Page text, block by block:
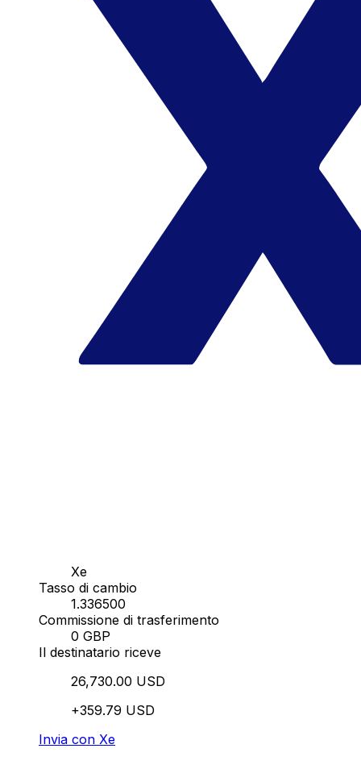
Xe
Tasso di cambio
1.336500
Commissione di trasferimento
0 GBP
Il destinatario riceve
26,730.00 USD
+359.79 USD
Invia con Xe